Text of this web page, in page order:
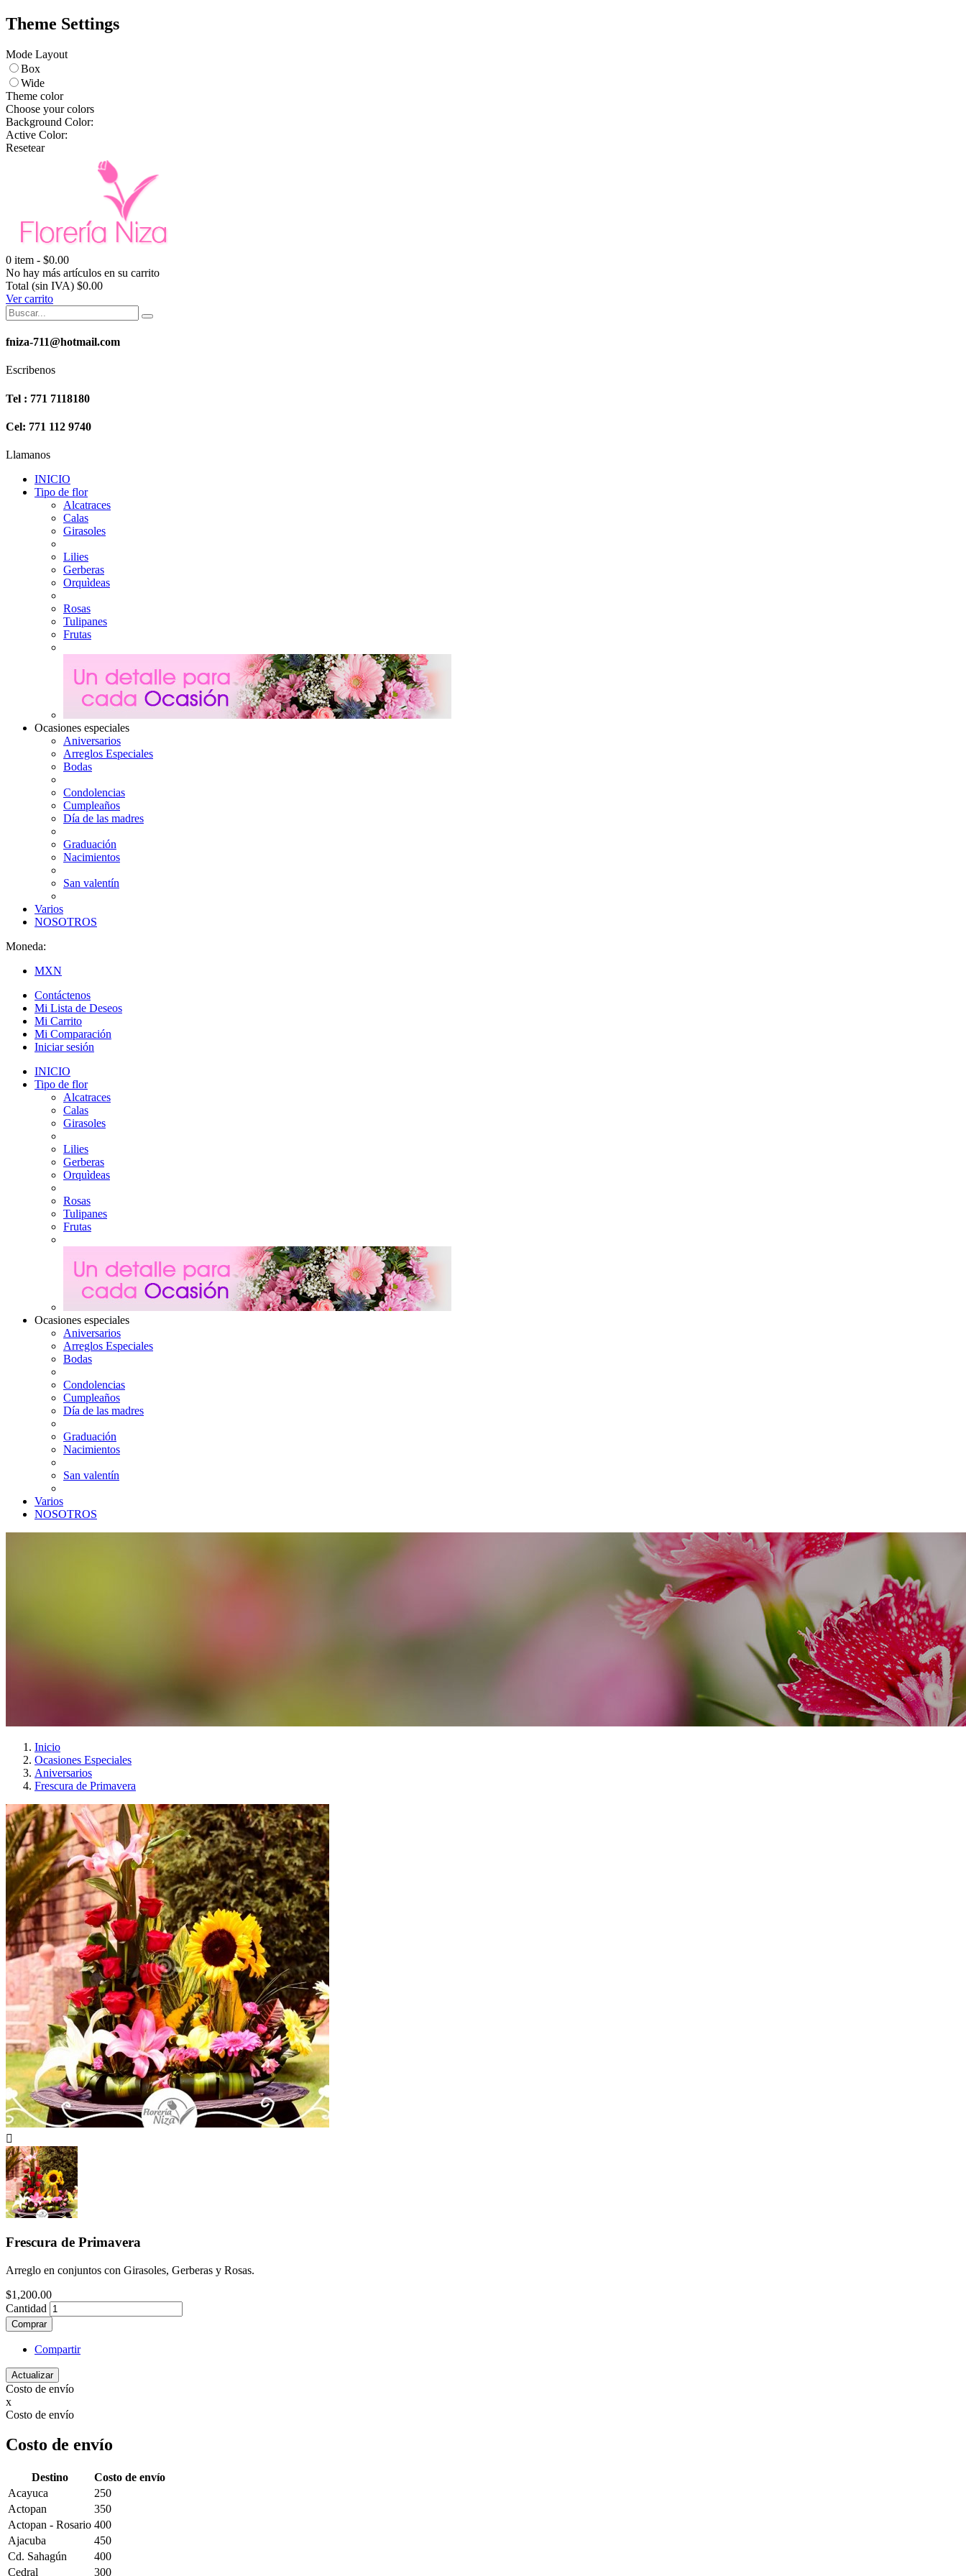
Theme Settings
Mode Layout
Box
Wide
Theme color
Choose your colors
Background Color:
Active Color:
Resetear
0 item - $0.00
No hay más artículos en su carrito
Total (sin IVA) $0.00
Ver carrito
fniza-711@hotmail.com
Escribenos
Tel : 771 7118180
Cel: 771 112 9740
Llamanos
INICIO
Tipo de flor
Alcatraces
Calas
Girasoles
Lilies
Gerberas
Orquìdeas
Rosas
Tulipanes
Frutas
Ocasiones especiales
Aniversarios
Arreglos Especiales
Bodas
Condolencias
Cumpleaños
Día de las madres
Graduación
Nacimientos
San valentín
Varios
NOSOTROS
Moneda:
MXN
Contáctenos
Mi Lista de Deseos
Mi Carrito
Mi Comparación
Iniciar sesión
INICIO
Tipo de flor
Alcatraces
Calas
Girasoles
Lilies
Gerberas
Orquìdeas
Rosas
Tulipanes
Frutas
Ocasiones especiales
Aniversarios
Arreglos Especiales
Bodas
Condolencias
Cumpleaños
Día de las madres
Graduación
Nacimientos
San valentín
Varios
NOSOTROS
Inicio
Ocasiones Especiales
Aniversarios
Frescura de Primavera

Frescura de Primavera
Arreglo en conjuntos con Girasoles, Gerberas y Rosas.
$1,200.00
Cantidad
Comprar
Compartir
Costo de envío
x
Costo de envío
Costo de envío
Destino
Costo de envío
Acayuca
250
Actopan
350
Actopan - Rosario 400
Ajacuba
450
Cd. Sahagún
400
Cedral
300